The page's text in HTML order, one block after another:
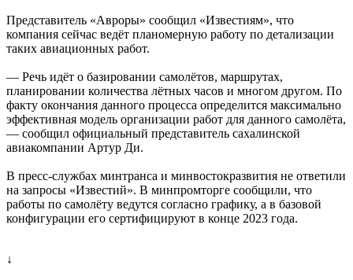
Представитель «Авроры» сообщил «Известиям», что
компания сейчас ведёт планомерную работу по детализации
таких авиационных работ.
— Речь идёт о базировании самолётов, маршрутах,
планировании количества лётных часов и многом другом. По
факту окончания данного процесса определится максимально
эффективная модель организации работ для данного самолёта,
— сообщил официальный представитель сахалинской
авиакомпании Артур Ди.
В пресс-службах минтранса и минвостокразвития не ответили
на запросы «Известий». В минпромторге сообщили, что
работы по самолёту ведутся согласно графику, а в базовой
конфигурации его сертифицируют в конце 2023 года.
↓